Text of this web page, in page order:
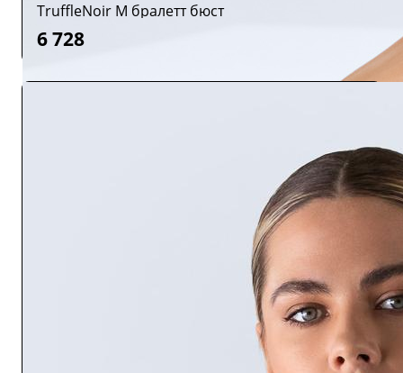
TruffleNoir M бралетт бюст
6 728